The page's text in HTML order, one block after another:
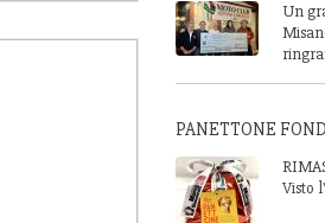
Un
PANETTONE
Visto